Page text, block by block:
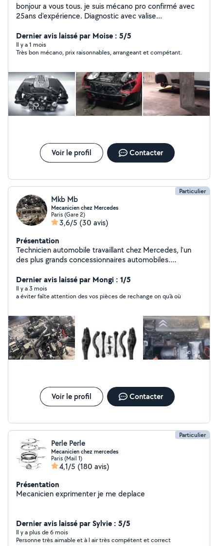
bonjour a vous tous. je suis mécano pro confirmé avec
25ans d'expérience. Diagnostic avec valise
voiture.TIKTOK ( lemecanoducoin )
Dernier avis laissé par Moise : 5/5
Il y a 1 mois
Très bon mécano, prix raisonnables, arrangeant et compétant.
Voir le profil Contacter
Particulier
Mkb Mb
Mecanicien chez Mercedes
Paris (Gare 2)
3,6/5 (30 avis)
Présentation
Technicien automobile travaillant chez Mercedes, l'un
des plus grands concessionnaires automobiles.
chaîne selon moteur) Turbo Injecteurs Alternateur /
démarreur Amortisseurs / ressorts Disques et
plaquettes de frein Roulements Cardans / soufflets
Vidange boîte automatique / mécanique Diagnostic
électronique valise Recherche de panne Capteurs
(pression, température, ABS, etc.) Circuit de
dépression / suralimentation Nettoyage vanne EGR
Petites réparations et entretien général Travail propre,
effectuées.
Dernier avis laissé par Mongi : 1/5
Il y a 3 mois
a éviter faîte attention des vos pièces de rechange on qu'à où
Voir le profil Contacter
Particulier
Perle Perle
Mecanicien chez mercedes
Paris (Mail 1)
4,1/5 (180 avis)
Présentation
Mecanicien exprimenter je me deplace
Dernier avis laissé par Sylvie : 5/5
Il y a plus de 6 mois
Personne très aimable et à l air très compétent et correct